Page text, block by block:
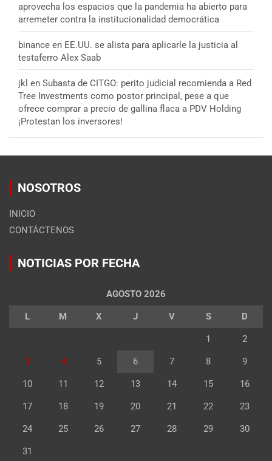
aprovecha los espacios que la pandemia ha abierto para
arremeter contra la institucionalidad democrática
binance en EE.UU. se alista para aplicarle la justicia al
testaferro Alex Saab
jkl en Subasta de CITGO: perito judicial recomienda a Red
Tree Investments como postor principal, pese a que
ofrece comprar a precio de gallina flaca a PDV Holding
¡Protestan los inversores!
NOSOTROS
INICIO
CONTÁCTENOS
NOTICIAS POR FECHA
AGOSTO 2026
L M X J V S D
1 2
3 4 5 6 7 8 9
10 11 12 13 14 15 16
17 18 19 20 21 22 23
24 25 26 27 28 29 30
31